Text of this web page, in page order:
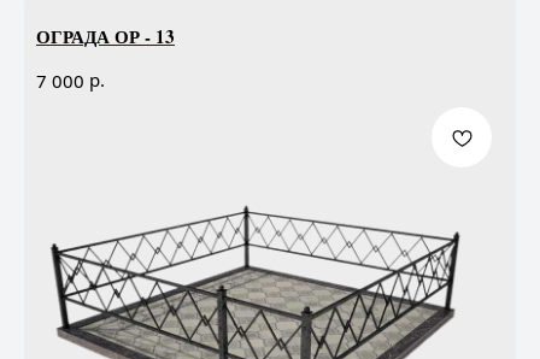
ОГРАДА ОР - 13
7 000 р.